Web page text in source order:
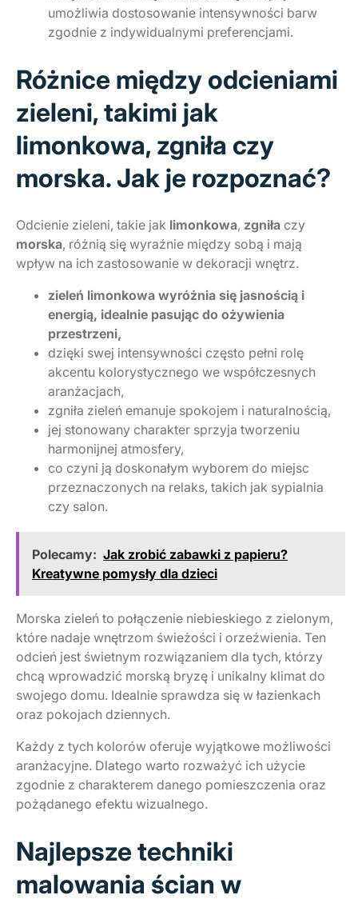
umożliwia dostosowanie intensywności barw
zgodnie z indywidualnymi preferencjami.
Różnice między odcieniami
zieleni, takimi jak
limonkowa, zgniła czy
morska. Jak je rozpoznać?
Odcienie zieleni, takie jak limonkowa, zgniła czy
morska, różnią się wyraźnie między sobą i mają
wpływ na ich zastosowanie w dekoracji wnętrz.
zieleń limonkowa wyróżnia się jasnością i
energią, idealnie pasując do ożywienia
przestrzeni,
dzięki swej intensywności często pełni rolę
akcentu kolorystycznego we współczesnych
aranżacjach,
zgniła zieleń emanuje spokojem i naturalnością,
jej stonowany charakter sprzyja tworzeniu
harmonijnej atmosfery,
co czyni ją doskonałym wyborem do miejsc
przeznaczonych na relaks, takich jak sypialnia
czy salon.
Polecamy: Jak zrobić zabawki z papieru?
Kreatywne pomysły dla dzieci
Morska zieleń to połączenie niebieskiego z zielonym,
które nadaje wnętrzom świeżości i orzeźwienia. Ten
odcień jest świetnym rozwiązaniem dla tych, którzy
chcą wprowadzić morską bryzę i unikalny klimat do
swojego domu. Idealnie sprawdza się w łazienkach
oraz pokojach dziennych.
Każdy z tych kolorów oferuje wyjątkowe możliwości
aranżacyjne. Dlatego warto rozważyć ich użycie
zgodnie z charakterem danego pomieszczenia oraz
pożądanego efektu wizualnego.
Najlepsze techniki
malowania ścian w